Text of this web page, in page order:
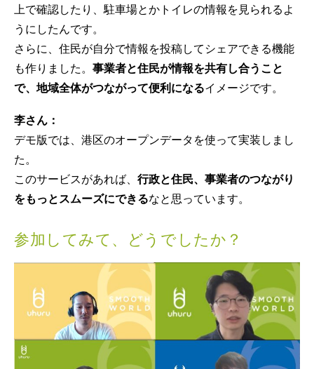
上で確認したり、駐車場とかトイレの情報を見られるよ
うにしたんです。
さらに、住民が自分で情報を投稿してシェアできる機能
も作りました。 事業者と住民が情報を共有し合うこと
で、地域全体がつながって便利になるイメージです。
李さん：
デモ版では、港区のオープンデータを使って実装しまし
た。
このサービスがあれば、 行政と住民、事業者のつながり
をもっとスムーズにできるなと思っています。
参加してみて、どうでしたか？